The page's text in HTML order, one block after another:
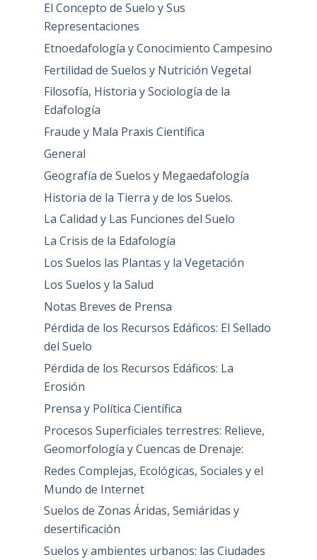
El Concepto de Suelo y Sus
Representaciones
Etnoedafología y Conocimiento Campesino
Fertilidad de Suelos y Nutrición Vegetal
Filosofía, Historia y Sociología de la
Edafología
Fraude y Mala Praxis Científica
General
Geografía de Suelos y Megaedafología
Historia de la Tierra y de los Suelos.
La Calidad y Las Funciones del Suelo
La Crisis de la Edafología
Los Suelos las Plantas y la Vegetación
Los Suelos y la Salud
Notas Breves de Prensa
Pérdida de los Recursos Edáficos: El Sellado
del Suelo
Pérdida de los Recursos Edáficos: La
Erosión
Prensa y Política Científica
Procesos Superficiales terrestres: Relieve,
Geomorfología y Cuencas de Drenaje:
Redes Complejas, Ecológicas, Sociales y el
Mundo de Internet
Suelos de Zonas Áridas, Semiáridas y
desertificación
Suelos y ambientes urbanos: las Ciudades